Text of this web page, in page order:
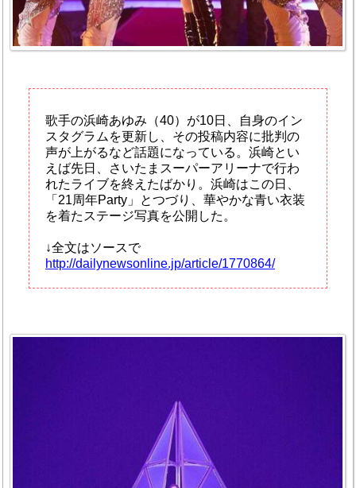
歌手の浜崎あゆみ（40）が10日、自身のイン
スタグラムを更新し、その投稿内容に批判の
声が上がるなど話題になっている。浜崎とい
えば先日、さいたまスーパーアリーナで行わ
れたライブを終えたばかり。浜崎はこの日、
「21周年Party」とつづり、華やかな青い衣装
を着たステージ写真を公開した。
↓全文はソースで
http://dailynewsonline.jp/article/1770864/